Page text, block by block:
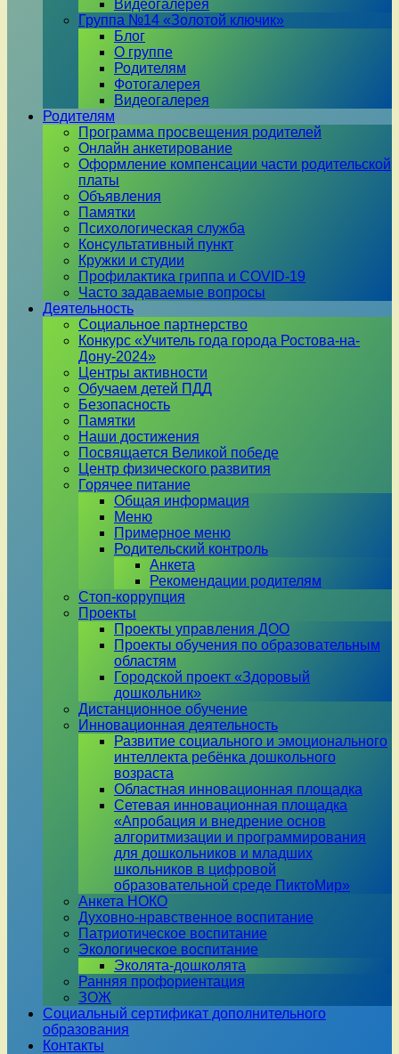
Видеогалерея
Группа №14 «Золотой ключик»
Блог
О группе
Родителям
Фотогалерея
Видеогалерея
Родителям
Программа просвещения родителей
Онлайн анкетирование
Оформление компенсации части родительской
платы
Объявления
Памятки
Психологическая служба
Консультативный пункт
Кружки и студии
Профилактика гриппа и COVID-19
Часто задаваемые вопросы
Деятельность
Социальное партнерство
Конкурс «Учитель года города Ростова-на-
Дону-2024»
Центры активности
Обучаем детей ПДД
Безопасность
Памятки
Наши достижения
Посвящается Великой победе
Центр физического развития
Горячее питание
Общая информация
Меню
Примерное меню
Родительский контроль
Анкета
Рекомендации родителям
Стоп-коррупция
Проекты
Проекты управления ДОО
Проекты обучения по образовательным
областям
Городской проект «Здоровый
дошкольник»
Дистанционное обучение
Инновационная деятельность
Развитие социального и эмоционального
интеллекта ребёнка дошкольного
возраста
Областная инновационная площадка
Сетевая инновационная площадка
«Апробация и внедрение основ
алгоритмизации и программирования
для дошкольников и младших
школьников в цифровой
образовательной среде ПиктоМир»
Анкета НОКО
Духовно-нравственное воспитание
Патриотическое воспитание
Экологическое воспитание
Эколята-дошколята
Ранняя профориентация
ЗОЖ
Социальный сертификат дополнительного
образования
Контакты